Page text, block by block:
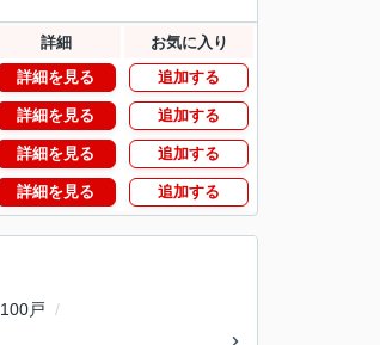
詳細 お気に入り
詳細を見る 追加する
詳細を見る 追加する
詳細を見る 追加する
詳細を見る 追加する
100戸